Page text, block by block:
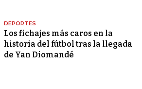
DEPORTES
Los fichajes más caros en la
historia del fútbol tras la llegada
de Yan Diomandé